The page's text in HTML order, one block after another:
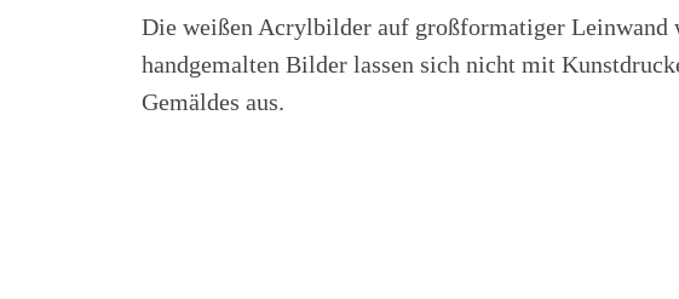
Die weißen Acrylbilder auf großformatiger Leinwand
handgemalten Bilder lassen sich nicht mit
Gemäldes aus.